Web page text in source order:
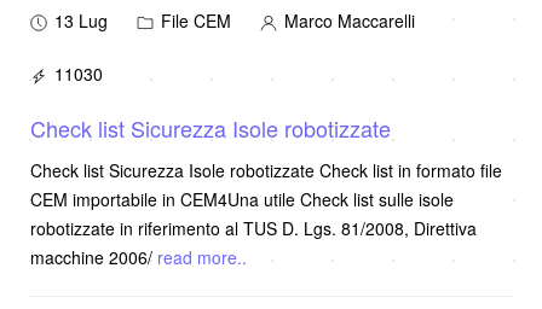
13 Lug File CEM Marco Maccarelli
11030
Check list Sicurezza Isole robotizzate
Check list Sicurezza Isole robotizzate Check list in formato file
CEM importabile in CEM4Una utile Check list sulle isole
robotizzate in riferimento al TUS D. Lgs. 81/2008, Direttiva
macchine 2006/ read more..